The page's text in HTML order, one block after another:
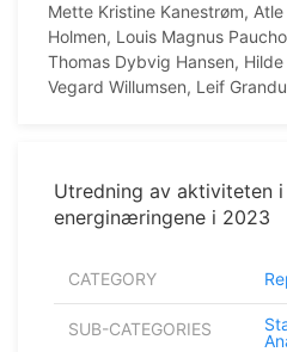
Mette Kristine Kanestrøm,
Holmen, Louis Magnus
Thomas Dybvig Hansen,
Vegard Willumsen, Leif
Utredning av aktiviteten
energinæringene i 2023
CATEGORY
SUB-CATEGORIES